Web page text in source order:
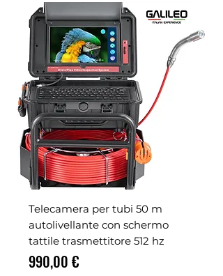
Telecamera per tubi 50 m
autolivellante con schermo
tattile trasmettitore 512 hz
Prezzo
990,00 €